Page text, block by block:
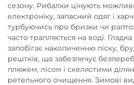
сезону. Рибалки цінують
електроніку, запасний одяг і
турбуючись про бризки чи
часто трапляється на воді.
запобігає накопиченню піску,
рештків, що забезпечує
пляжем, лісом і скелястими
ретельного очищення. Зимові